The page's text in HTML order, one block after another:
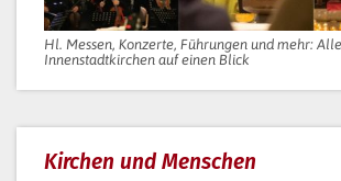
Hl. Messen, Konzerte, Führungen und mehr:
Innenstadtkirchen auf einen Blick
Kirchen und Menschen